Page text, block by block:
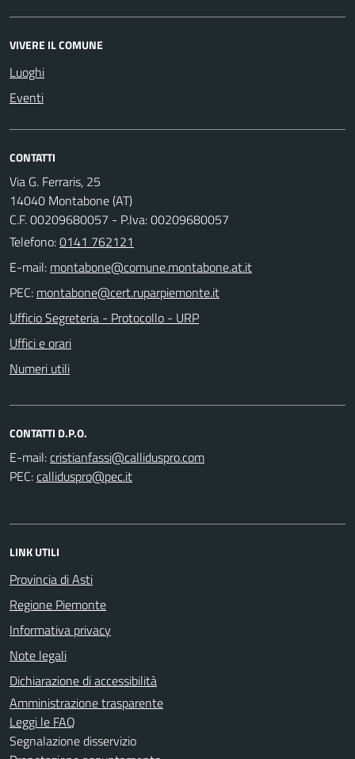
VIVERE IL COMUNE
Luoghi
Eventi
CONTATTI
Via G. Ferraris, 25
14040 Montabone (AT)
C.F. 00209680057 - P.Iva: 00209680057
Telefono:0141 762121
E-mail:
PEC:
Ufficio Segreteria - Protocollo - URP
Uffici e orari
Numeri utili
CONTATTI D.P.O.
E-mail:
PEC:
LINK UTILI
Provincia di Asti
Regione Piemonte
Informativa privacy
Note legali
Dichiarazione di accessibilità
Amministrazione trasparente
Leggi le FAQ
Segnalazione disservizio